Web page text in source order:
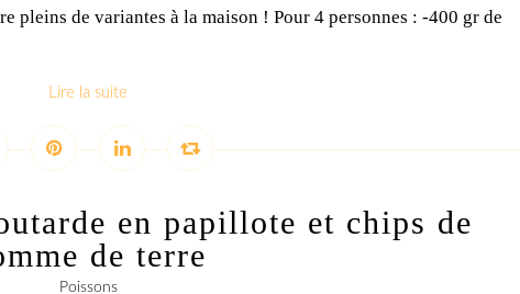
pleins de variantes à la maison ! Pour 4 personnes : -400 gr de
Lire la suite
en papillote et chips de
de terre
Poissons